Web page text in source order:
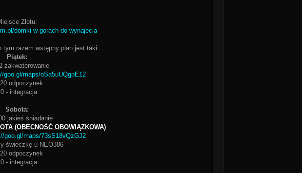
Zlotu:
domki-w-gorach-do-wynajecia
tym razem wstępnyplan jest taki:
Piątek:
zakwaterowanie
goo.gl/maps/oSa5uUQgpE12
odpoczynek
- integracja
Sobota:
jakieś śniadanie
(OBECNOŚĆ OBOWIĄZKOWA)
goo.gl/maps/73sS18vQzGJ2
świeczkę u NEO386
odpoczynek
- integracja